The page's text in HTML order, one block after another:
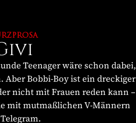
Teenager wäre schon dabei,
Aber Bobbi-Boy ist ein dreckiger
nicht mit Frauen reden kann –
mit mutmaßlichen V-Männern